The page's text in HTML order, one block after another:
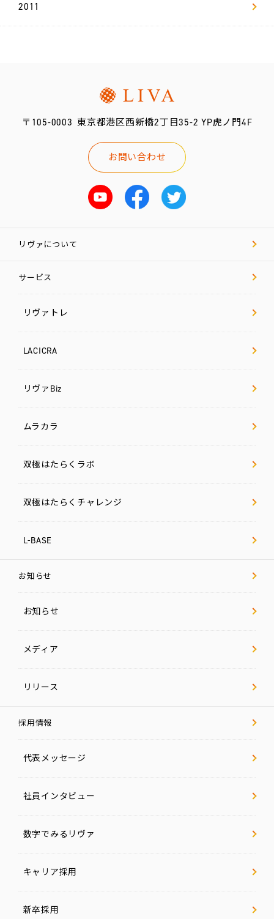
2011
〒105-0003 東京都港区西新橋2丁目35-2 YP虎ノ門4F
お問い合わせ
リヴァについて
サービス
リヴァトレ
LACICRA
リヴァBiz
ムラカラ
双極はたらくラボ
双極はたらくチャレンジ
L-BASE
お知らせ
お知らせ
メディア
リリース
採用情報
代表メッセージ
社員インタビュー
数字でみるリヴァ
キャリア採用
新卒採用